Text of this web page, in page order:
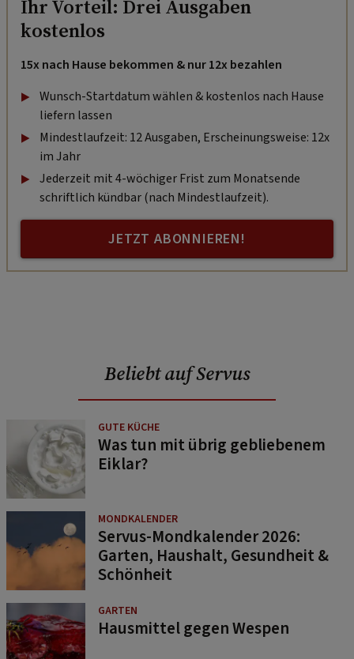
Ihr Vorteil: Drei Ausgaben
kostenlos
15x nach Hause bekommen & nur 12x bezahlen
Wunsch-Startdatum wählen & kostenlos nach Hause
liefern lassen
Mindestlaufzeit: 12 Ausgaben, Erscheinungsweise: 12x
im Jahr
Jederzeit mit 4-wöchiger Frist zum Monatsende
schriftlich kündbar (nach Mindestlaufzeit).
JETZT ABONNIEREN!
Beliebt auf Servus
GUTE KÜCHE
Was tun mit übrig gebliebenem
Eiklar?
MONDKALENDER
Servus-Mondkalender 2026:
Garten, Haushalt, Gesundheit &
Schönheit
GARTEN
Hausmittel gegen Wespen